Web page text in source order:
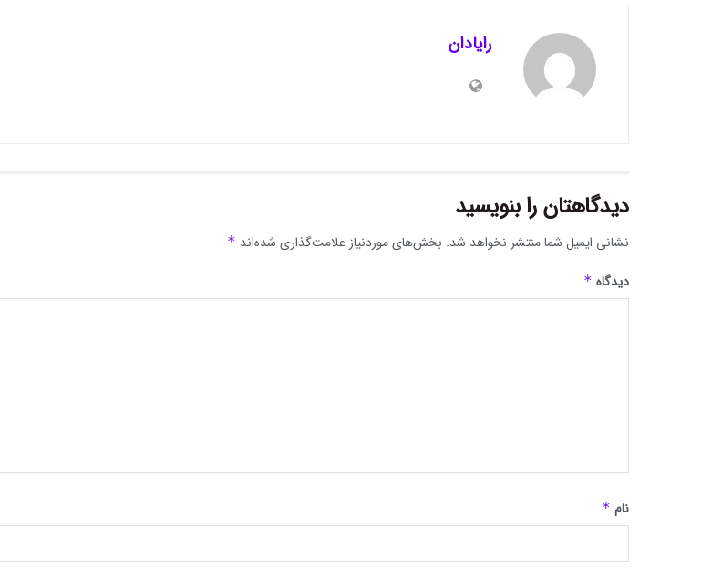
رایادان
دیدگاهتان را بنویسید
نشانی ایمیل شما منتشر نخواهد شد. بخش‌های موردنیاز علامت‌گذاری شده‌اند *
دیدگاه *
نام *